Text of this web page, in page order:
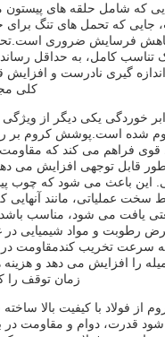
که شامل حلقه های
جایی که تحمل های تنگ
تناسب کامل، به حداقل
گیری نادرست و افزایش
کلی
خوردگی یکی دیگر از
شده است.پوشش کروم بر
قوی فراهم می کند که مقاومت
قابل توجهی افزایش می
این باعث می شود که چوب
سخت عملیاتی، مانند آنهایی
یافت می شود، مناسب
رطوبت و مواد شیمیایی
به سرعت تخریب کندمقاومت در
را افزایش می دهد و هزینه
زمان توقف را
از فولاد با کیفیت بالا
قدرت، دوام و مقاومت در